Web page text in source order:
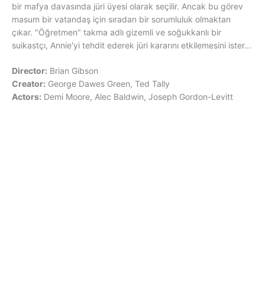
bir mafya davasında jüri üyesi olarak seçilir. Ancak bu görev
masum bir vatandaş için sıradan bir sorumluluk olmaktan
çıkar. "Öğretmen" takma adlı gizemli ve soğukkanlı bir
suikastçı, Annie'yi tehdit ederek jüri kararını etkilemesini ister...
Director: Brian Gibson
Creator: George Dawes Green, Ted Tally
Actors: Demi Moore, Alec Baldwin, Joseph Gordon-Levitt